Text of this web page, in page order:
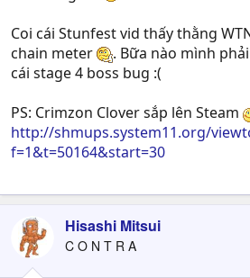
Coi cái Stunfest vid thấy thằng
chain meter
. Bữa nào mình
cái stage 4 boss bug :(
PS: Crimzon Clover sắp lên Steam
http://shmups.system11.org/
f=1&t=50164&start=30
Hisashi Mitsui
C O N T R A